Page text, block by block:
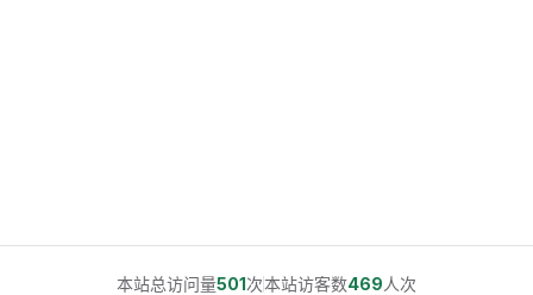
本站总访问量501次本站访客数469人次